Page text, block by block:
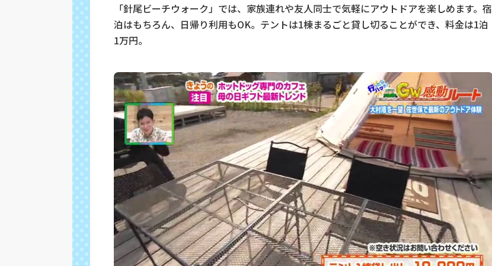
「針尾ビーチウォーク」では、家族連れや友人同士で気軽にアウトドアを楽しめます。宿
泊はもちろん、日帰り利用もOK。テントは1棟まるごと貸し切ることができ、料金は1泊
1万円。